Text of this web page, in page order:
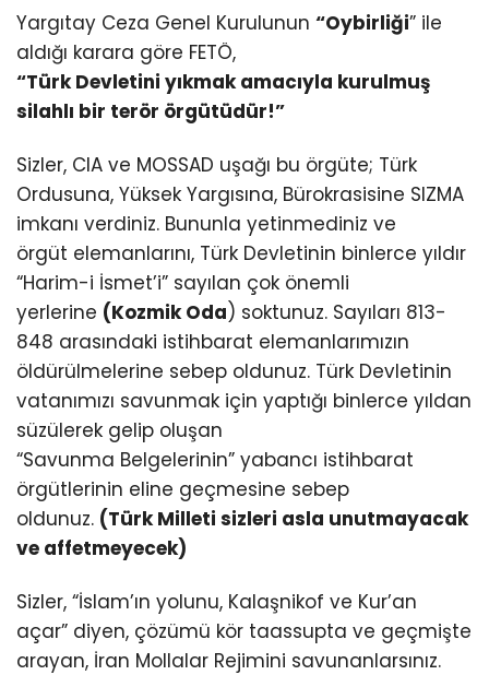
Yargıtay Ceza Genel Kurulunun “Oybirliği” ile
aldığı karara göre FETÖ,
“Türk Devletini yıkmak amacıyla kurulmuş
silahlı bir terör örgütüdür!”
Sizler, CIA ve MOSSAD uşağı bu örgüte; Türk
Ordusuna, Yüksek Yargısına, Bürokrasisine SIZMA
imkanı verdiniz. Bununla yetinmediniz ve
örgüt elemanlarını, Türk Devletinin binlerce yıldır
“Harim-i İsmet’i” sayılan çok önemli
yerlerine (Kozmik Oda) soktunuz. Sayıları 813-
848 arasındaki istihbarat elemanlarımızın
öldürülmelerine sebep oldunuz. Türk Devletinin
vatanımızı savunmak için yaptığı binlerce yıldan
süzülerek gelip oluşan
“Savunma Belgelerinin” yabancı istihbarat
örgütlerinin eline geçmesine sebep
oldunuz. (Türk Milleti sizleri asla unutmayacak
ve affetmeyecek)
Sizler, “İslam’ın yolunu, Kalaşnikof ve Kur’an
açar” diyen, çözümü kör taassupta ve geçmişte
arayan, İran Mollalar Rejimini savunanlarsınız.